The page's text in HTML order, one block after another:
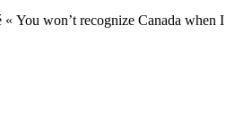
You won’t recognize Canada when I